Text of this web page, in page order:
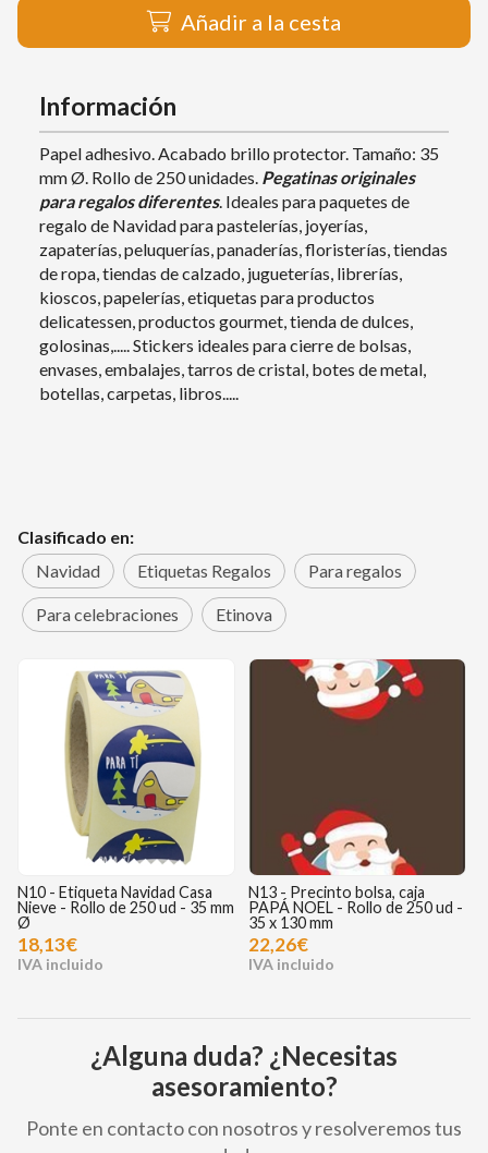
Añadir a la cesta
Información
Papel adhesivo. Acabado brillo protector. Tamaño: 35
mm Ø. Rollo de 250 unidades. Pegatinasoriginales
para regalos diferentes. Ideales para paquetes de
regalo de Navidad para pastelerías, joyerías,
zapaterías, peluquerías, panaderías, floristerías, tiendas
de ropa, tiendas de calzado, jugueterías, librerías,
kioscos, papelerías, etiquetas para productos
delicatessen, productos gourmet, tienda de dulces,
golosinas,..... Stickers ideales para cierre de bolsas,
envases, embalajes, tarros de cristal, botes de metal,
botellas, carpetas, libros.....
Clasificado en:
Navidad
Etiquetas Regalos Para regalos
Para celebraciones Etinova
N13 - Precinto bolsa, caja
PAPÁ NOEL - Rollo de 250 ud -
35 x 130 mm
22,26€
N18 - Etiqueta Feliz Navidad
Collage - Rollo de 250ud - 50 x
30 mm
18,13€
¿Alguna duda? ¿Necesitas
asesoramiento?
Ponte en contacto con nosotros y resolveremos tus